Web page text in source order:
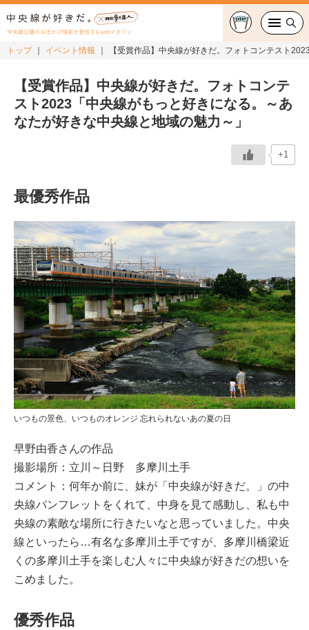
中央線沿線のお出かけ情報を発信するwebマガジン
スイーツ・テイクアウト
中央線カルチャー
特集
連載
中央線フェス
イベント情報
おしらせ
駅から探す
トップ イベント情報 【受賞作品】中央線が好きだ。フォトコンテスト
【受賞作品】中央線が好きだ。フォトコンテ
スト2023「中央線がもっと好きになる。～あ
なたが好きな中央線と地域の魅力～」
+1
最優秀作品
いつもの景色、いつものオレンジ 忘れられないあの夏の日
早野由香さんの作品
撮影場所：立川～日野 多摩川土手
コメント：何年か前に、妹が「中央線が好きだ。」の中
央線パンフレットをくれて、中身を見て感動し、私も中
央線の素敵な場所に行きたいなと思っていました。中央
線といったら…有名な多摩川土手ですが、多摩川橋梁近
くの多摩川土手を楽しむ人々に中央線が好きだの想いを
こめました。
優秀作品